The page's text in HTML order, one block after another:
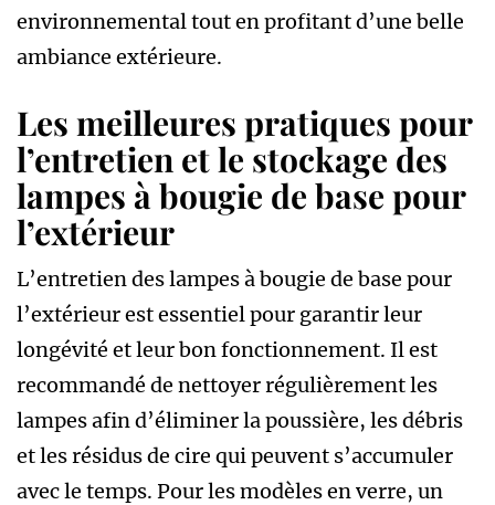
environnemental tout en profitant d’une belle
ambiance extérieure.
Les meilleures pratiques pour
l’entretien et le stockage des
lampes à bougie de base pour
l’extérieur
L’entretien des lampes à bougie de base pour
l’extérieur est essentiel pour garantir leur
longévité et leur bon fonctionnement. Il est
recommandé de nettoyer régulièrement les
lampes afin d’éliminer la poussière, les débris
et les résidus de cire qui peuvent s’accumuler
avec le temps. Pour les modèles en verre, un